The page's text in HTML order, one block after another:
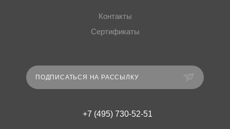
Контакты
Сертификаты
ПОДПИСАТЬСЯ НА РАССЫЛКУ
+7 (495) 730-52-51